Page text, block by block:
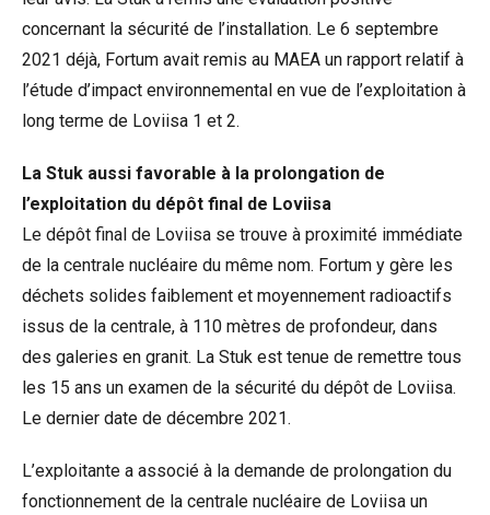
concernant la sécurité de l’installation. Le 6 septembre
2021 déjà, Fortum avait remis au MAEA un rapport relatif à
l’étude d’impact environnemental en vue de l’exploitation à
long terme de Loviisa 1 et 2.
La Stuk aussi favorable à la prolongation de
l’exploitation du dépôt final de Loviisa
Le dépôt final de Loviisa se trouve à proximité immédiate
de la centrale nucléaire du même nom. Fortum y gère les
déchets solides faiblement et moyennement radioactifs
issus de la centrale, à 110 mètres de profondeur, dans
des galeries en granit. La Stuk est tenue de remettre tous
les 15 ans un examen de la sécurité du dépôt de Loviisa.
Le dernier date de décembre 2021.
L’exploitante a associé à la demande de prolongation du
fonctionnement de la centrale nucléaire de Loviisa un